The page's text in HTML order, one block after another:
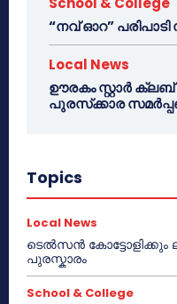
“നവ് ഓറ” പരിപാടി
Local News
ഊരകം സ്റ്റാർ
പുരസ്‌ക്കാര
Topics
Local News
ടെൽസൻ
പുരസ്കാരം
School & College